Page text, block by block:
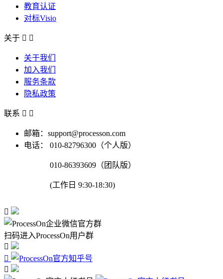
教育认证
对标Visio
关于  
关于我们
加入我们
服务条款
隐私政策
联系  
邮箱：support@processon.com
电话：
010-82796300（个人版）
010-86393609（团队版）
(工作日 9:30-18:30)

扫码进入ProcessOn用户群


